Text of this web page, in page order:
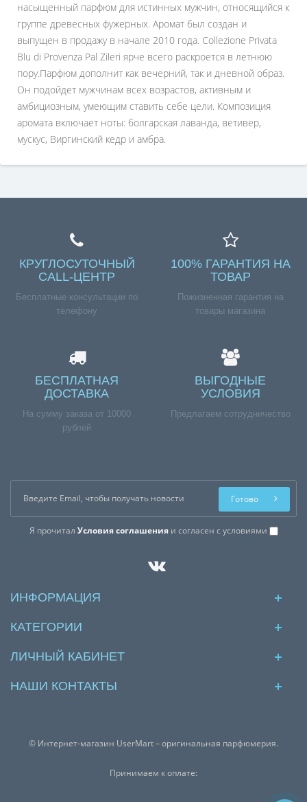
насыщенный парфюм для истинных мужчин, относящийся к
группе древесных фужерных. Аромат был создан и
выпущен в продажу в начале 2010 года. Collezione Privata
Blu di Provenza Pal Zileri ярче всего раскроется в летнюю
пору.Парфюм дополнит как вечерний, так и дневной образ.
Он подойдет мужчинам всех возрастов, активным и
амбициозным, умеющим ставить себе цели. Композиция
аромата включает ноты: болгарская лаванда, ветивер,
мускус, Виргинский кедр и амбра.
КРУГЛОСУТОЧНЫЙ
CALL-ЦЕНТР
Бесплатные консультации по
телефону
100% ГАРАНТИЯ НА
ТОВАР
Пожизненная гарантия на
товары магазина
БЕСПЛАТНАЯ
ДОСТАВКА
На сумму заказа от 10000
рублей
ВЫГОДНЫЕ
УСЛОВИЯ
Предлагаем сотрудничество
Я прочитал Условия соглашенияи согласен с условиями
Готово
ИНФОРМАЦИЯ
КАТЕГОРИИ
ЛИЧНЫЙ КАБИНЕТ
НАШИ КОНТАКТЫ
© Интернет-магазин UserMart – оригинальная парфюмерия.
Принимаем к оплате: